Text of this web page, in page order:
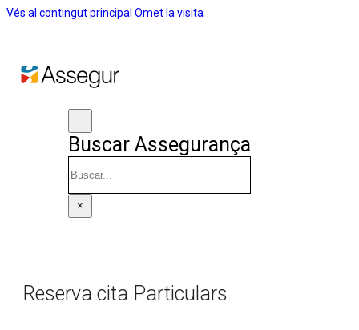
Vés al contingut principal Omet la visita
Buscar Assegurança
×
Reserva cita Particulars